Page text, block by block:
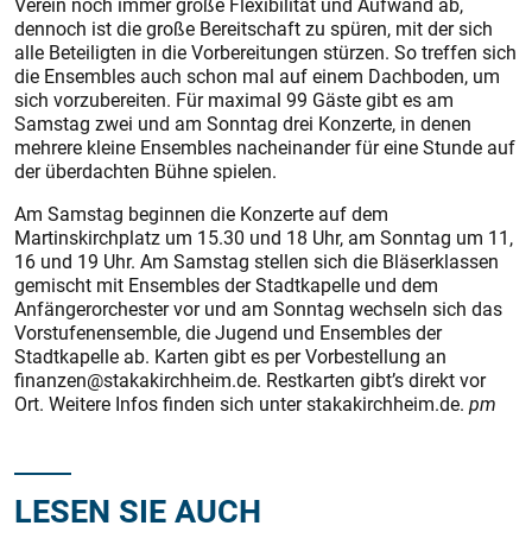
dennoch ist die große Bereitschaft zu spüren, mit der sich
alle Beteilig­ten in die Vorbereitungen stürzen. So treffen sich
die Ensembles auch schon mal auf einem Dachboden, um
sich vorzubereiten. Für maximal 99 Gäste gibt es am
Samstag zwei und am Sonntag drei Konzerte, in denen
mehrere kleine Ensembles nacheinander für eine Stunde auf
der überdachten Bühne spielen.
Am Samstag beginnen die Konzerte auf dem
Martinskirchplatz um 15.30 und 18 Uhr, am Sonntag um 11,
16 und 19 Uhr. Am Samstag stellen sich die Bläserklassen
gemischt mit Ensembles der Stadtkapelle und dem
Anfängerorchester vor und am Sonntag wechseln sich das
Vorstufenensemble, die Jugend und Ensembles der
Stadtkapelle ab. Karten gibt es per Vorbestellung an
finanzen@stakakirchheim.de. Restkarten gibt’s direkt vor
Ort. Weitere Infos finden sich unter stakakirchheim.de. pm
LESEN SIE AUCH